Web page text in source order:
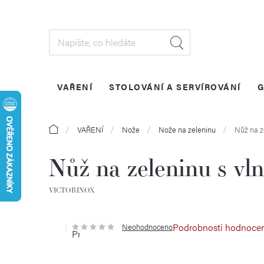
VAŘENÍ STOLOVÁNÍ A SERVÍROVÁNÍ
DomůVAŘENÍ Nože Nože na zeleninu Nůž na
Nůž na zeleninu s
VICTORINOX
Průměrné
hodnocení
NeohodnocenoPodrobnosti